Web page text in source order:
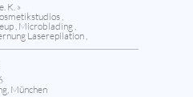
K. »
,
, Microblading ,
Laserepilation ,
München